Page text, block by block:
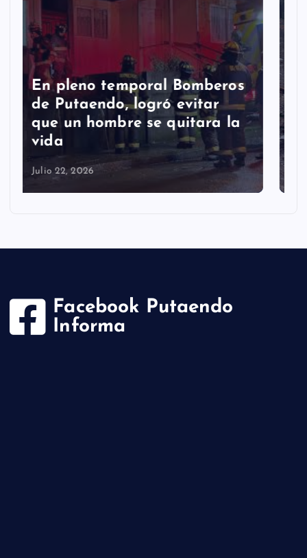
Putaendo espera al
Sernageomin para analizar
retiro de enorme roca que
cayó en la comuna
Julio 22, 2026
Facebook Putaendo
Informa